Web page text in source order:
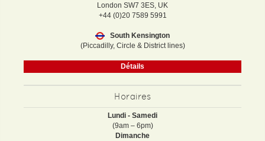
London SW7 3ES, UK
+44 (0)20 7589 5991
South Kensington
(Piccadilly, Circle & District lines)
Détails
Horaires
Lundi - Samedi
(9am – 6pm)
Dimanche